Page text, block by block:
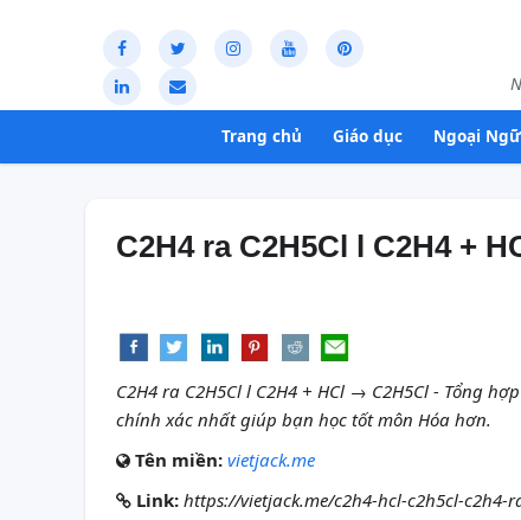
Trang chủ Giáo dục Ngoại Ngữ
C2H4 ra C2H5Cl l C2H4 +
C2H4 ra C2H5Cl l C2H4 + HCl → C2H5Cl - Tổng
chính xác nhất giúp bạn học tốt môn Hóa hơn.
Tên miền: vietjack.me
Link: https://vietjack.me/c2h4-hcl-c2h5cl-c2h4-